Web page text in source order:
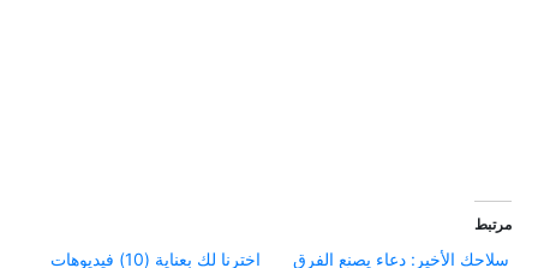
مرتبط
سلاحك الأخير: دعاء يصنع الفرق اخترنا لك بعناية (10) فيديوهات